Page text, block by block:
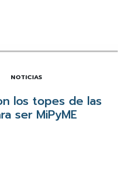
NOTICIAS
los topes de las
ser MiPyME